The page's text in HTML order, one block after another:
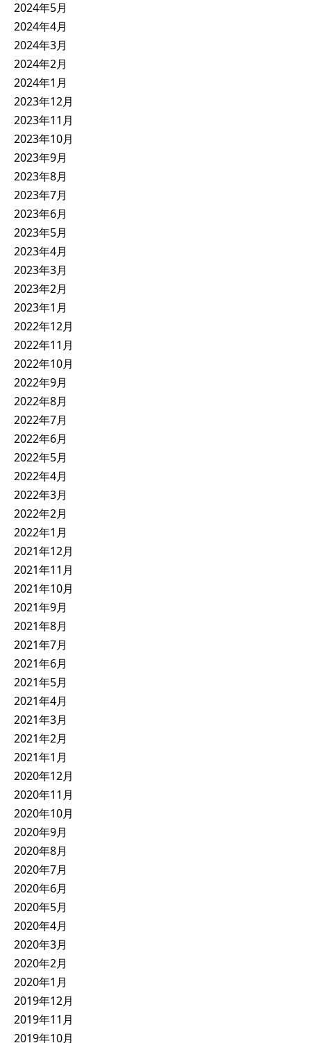
2024年5月
2024年4月
2024年3月
2024年2月
2024年1月
2023年12月
2023年11月
2023年10月
2023年9月
2023年8月
2023年7月
2023年6月
2023年5月
2023年4月
2023年3月
2023年2月
2023年1月
2022年12月
2022年11月
2022年10月
2022年9月
2022年8月
2022年7月
2022年6月
2022年5月
2022年4月
2022年3月
2022年2月
2022年1月
2021年12月
2021年11月
2021年10月
2021年9月
2021年8月
2021年7月
2021年6月
2021年5月
2021年4月
2021年3月
2021年2月
2021年1月
2020年12月
2020年11月
2020年10月
2020年9月
2020年8月
2020年7月
2020年6月
2020年5月
2020年4月
2020年3月
2020年2月
2020年1月
2019年12月
2019年11月
2019年10月